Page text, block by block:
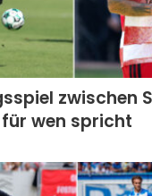
zwischen
für wen spricht